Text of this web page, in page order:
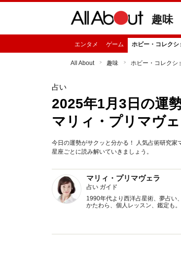
趣味
エンタメ ゲーム ホビー・コレクシ
All About 趣味 ホビー・コレクシ
占い
2025年1月3日の運
マリィ・プリマヴ
今日の運勢がサクッと分かる！ 人気占術研究家
星座ごとに読み解いていきましょう。
マリィ・プリマヴェラ
占い ガイド
1990年代より西洋占星術、夢占い
かたわら、個人レッスン、鑑定も。